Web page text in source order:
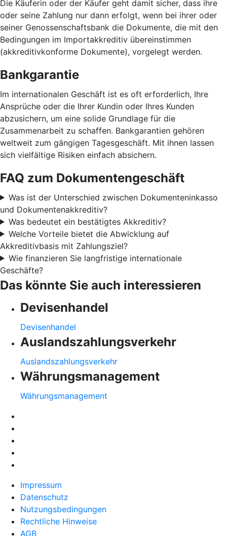
Die Käuferin oder der Käufer geht damit sicher, dass ihre
oder seine Zahlung nur dann erfolgt, wenn bei ihrer oder
seiner Genossenschaftsbank die Dokumente, die mit den
Bedingungen im Importakkreditiv übereinstimmen
(akkreditivkonforme Dokumente), vorgelegt werden.
Bankgarantie
Im internationalen Geschäft ist es oft erforderlich, Ihre
Ansprüche oder die Ihrer Kundin oder Ihres Kunden
abzusichern, um eine solide Grundlage für die
Zusammenarbeit zu schaffen. Bankgarantien gehören
weltweit zum gängigen Tagesgeschäft. Mit ihnen lassen
sich vielfältige Risiken einfach absichern.
FAQ zum Dokumentengeschäft
Was ist der Unterschied zwischen Dokumenteninkasso
und Dokumentenakkreditiv?
Was bedeutet ein bestätigtes Akkreditiv?
Welche Vorteile bietet die Abwicklung auf
Akkreditivbasis mit Zahlungsziel?
Wie finanzieren Sie langfristige internationale
Geschäfte?
Das könnte Sie auch interessieren
Devisenhandel
Devisenhandel
Auslandszahlungsverkehr
Auslandszahlungsverkehr
Währungsmanagement
Währungsmanagement
Impressum
Datenschutz
Nutzungsbedingungen
Rechtliche Hinweise
AGB